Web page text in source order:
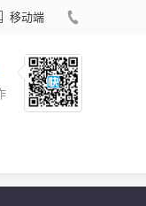
移动端